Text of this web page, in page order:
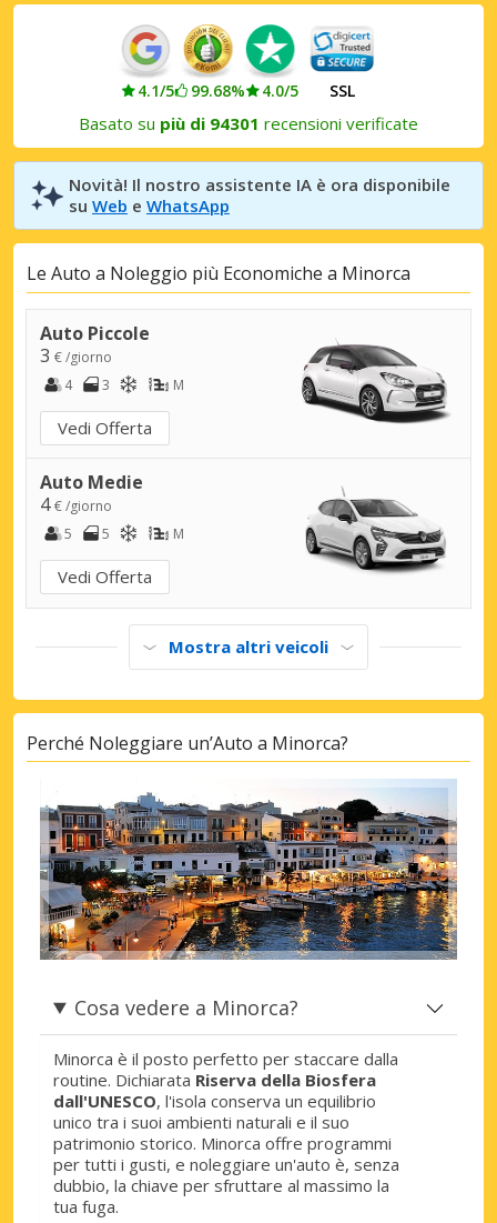
Minorca, Punta Prima
Minorca, Punta Prima, Spagna
Minorca, San Jaime
Minorca, San Jaime, Spagna
Minorca, Santo Tomas
Minorca, Santo Tomas, Spagna
Minorca, Son Bou
Minorca, Son Bou, Spagna
Minorca, Son Parc, Spagna
Minorca, Son Xoriguer
Minorca, Son Xoriguer, Spagna
4.1/5 99.68% 4.0/5 SSL
Basato su più di 94301 recensioni verificate
Novità! Il nostro assistente IA è ora disponibile
su Web e WhatsApp
Le Auto a Noleggio più Economiche a Minorca
Auto Piccole
3 € /giorno
4
3 M
Vedi Offerta
Auto Medie
4€ /giorno
5
5 M
Vedi Offerta
Mostra altri veicoli
Perché Noleggiare un’Auto a Minorca?
Cosa vedere a Minorca?
Minorca è il posto perfetto per staccare dalla
routine. Dichiarata Riserva della Biosfera
dall'UNESCO, l'isola conserva un equilibrio
unico tra i suoi ambienti naturali e il suo
patrimonio storico. Minorca offre programmi
per tutti i gusti, e noleggiare un'auto è, senza
dubbio, la chiave per sfruttare al massimo la
tua fuga.